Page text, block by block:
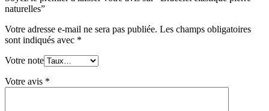
naturelles”
Votre adresse e-mail ne sera pas publiée. Les champs obligatoires
sont indiqués avec *
Votre note
Votre avis *